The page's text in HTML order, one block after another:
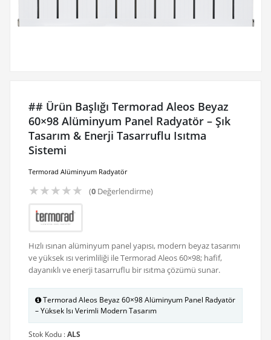
## Ürün Başlığı Termorad Aleos Beyaz
60×98 Alüminyum Panel Radyatör – Şık
Tasarım & Enerji Tasarruflu Isıtma
Sistemi
Termorad Alüminyum Radyatör
★★★★★ (0Değerlendirme)
Hızlı ısınan alüminyum panel yapısı, modern beyaz tasarımı
ve yüksek ısı verimliliği ile Termorad Aleos 60×98; hafif,
dayanıklı ve enerji tasarruflu bir ısıtma çözümü sunar.
Termorad Aleos Beyaz 60×98 Alüminyum Panel Radyatör
– Yüksek Isı Verimli Modern Tasarım
Stok Kodu :ALS